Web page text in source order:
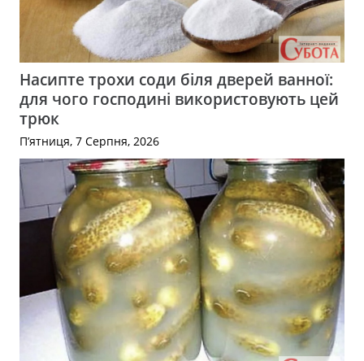
Насипте трохи соди біля дверей ванної:
для чого господині використовують цей
трюк
П’ятниця, 7 Серпня, 2026